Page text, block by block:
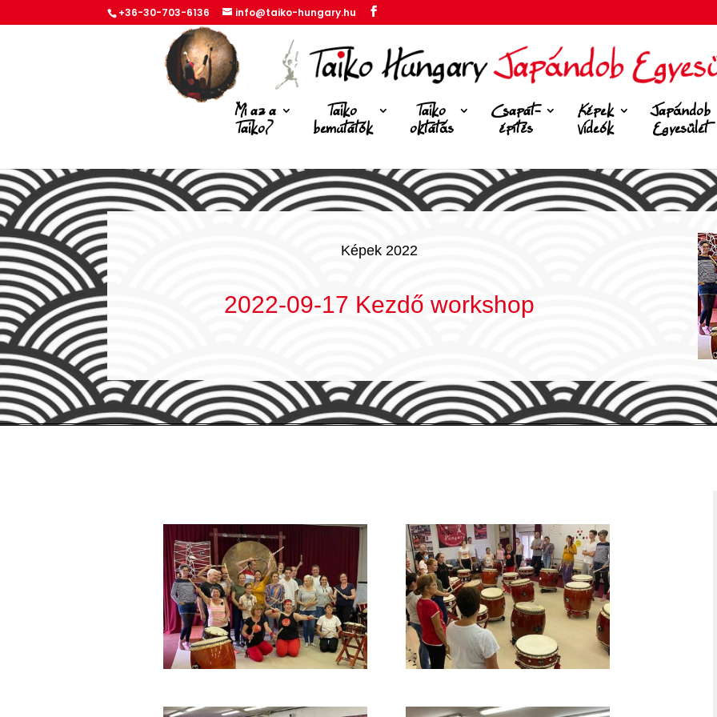
+36-30-703-6136 info@taiko-hungary.hu
Mi az a
Taiko?
Taiko
bemutatók
Taiko
oktatás
Csapat-
építés
Képek
Videók
Japándob
Egyesület
Képek 2022
2022-09-17 Kezdő workshop